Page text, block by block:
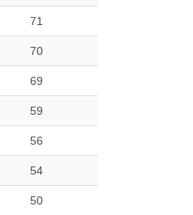
71
70
69
59
56
54
50